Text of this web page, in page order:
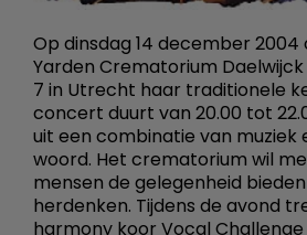
Op dinsdag 14 december
Yarden Crematorium
7 in Utrecht haar traditionele
concert duurt van 20.00 tot
uit een combinatie van muziek
woord. Het crematorium wil
mensen de gelegenheid
herdenken. Tijdens de avond
harmony koor Vocal